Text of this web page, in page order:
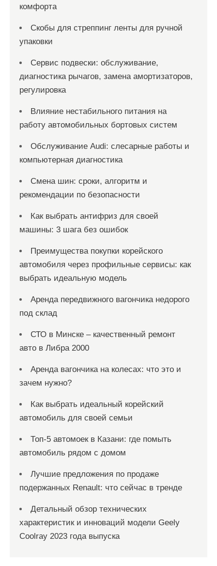
комфорта
Скобы для стреппинг ленты для ручной
упаковки
Сервис подвески: обслуживание,
диагностика рычагов, замена амортизаторов,
регулировка
Влияние нестабильного питания на
работу автомобильных бортовых систем
Обслуживание Audi: слесарные работы и
компьютерная диагностика
Смена шин: сроки, алгоритм и
рекомендации по безопасности
Как выбрать антифриз для своей
машины: 3 шага без ошибок
Преимущества покупки корейского
автомобиля через профильные сервисы: как
выбрать идеальную модель
Аренда передвижного вагончика недорого
под склад
СТО в Минске – качественный ремонт
авто в Либра 2000
Аренда вагончика на колесах: что это и
зачем нужно?
Как выбрать идеальный корейский
автомобиль для своей семьи
Топ-5 автомоек в Казани: где помыть
автомобиль рядом с домом
Лучшие предложения по продаже
подержанных Renault: что сейчас в тренде
Детальный обзор технических
характеристик и инноваций модели Geely
Coolray 2023 года выпуска